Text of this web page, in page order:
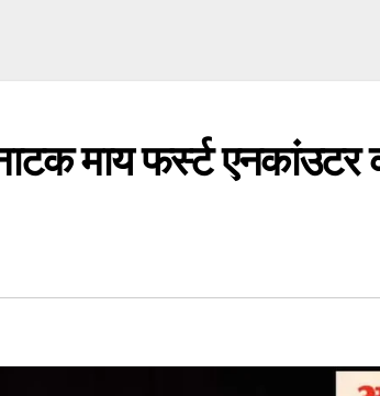
माय फर्स्ट एनकांउटर